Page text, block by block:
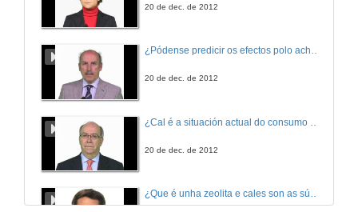
Topoloxías da existencia
20 de dec. de 2012
¿Pódense predicir os efectos polo achegamento á Terra dos asteroides?
20 de dec. de 2012
20 de dec. de 2012
¿Que é unha zeolita e cales son as súas aplicacións?